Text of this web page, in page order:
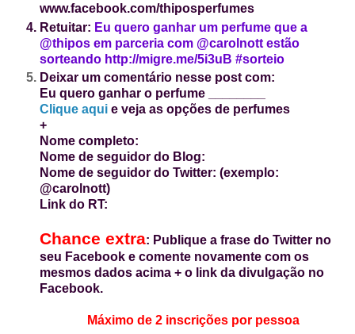
www.facebook.com/thiposperfumes
Retuitar: Eu quero ganhar um perfume que a
@thipos em parceria com @carolnott estão
sorteando http://migre.me/5i3uB #sorteio
Deixar um comentário nesse post com:
Eu quero ganhar o perfume ________
Clique aqui e veja as opções de perfumes
+
Nome completo:
Nome de seguidor do Blog:
Nome de seguidor do Twitter: (exemplo:
@carolnott)
Link do RT:
Chance extra: Publique a frase do Twitter no
seu Facebook e comente novamente com os
mesmos dados acima + o link da divulgação no
Facebook.
Máximo de 2 inscrições por pessoa